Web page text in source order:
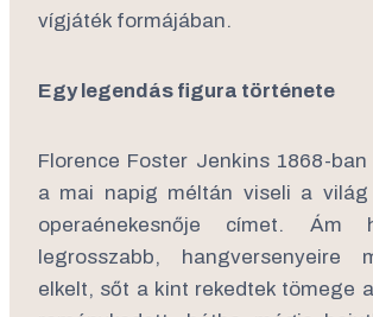
vígjáték formájában.
Egy legendás figura története
Florence Foster Jenkins 1868-
a mai napig méltán viseli a világ
operaénekesnője címet.
legrosszabb, hangversenyeire
elkelt, sőt a kint rekedtek tömege